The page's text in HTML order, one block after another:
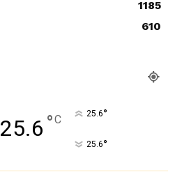
1185
610
25.6 °C 25.6°
25.6°